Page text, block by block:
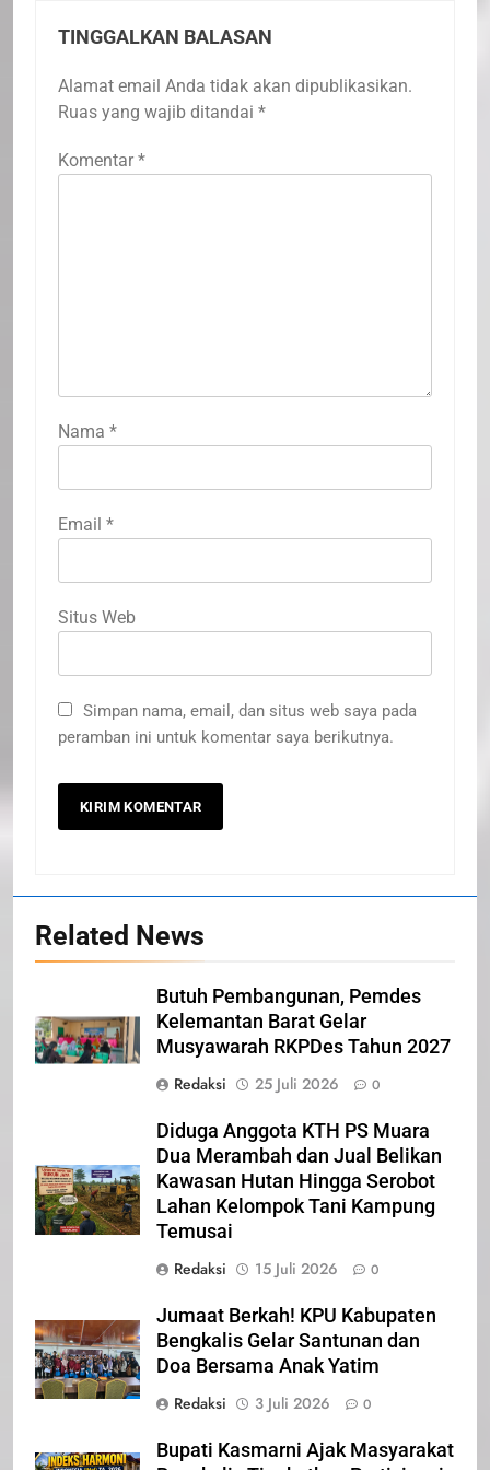
TINGGALKAN BALASAN
Alamat email Anda tidak akan dipublikasikan.
Ruas yang wajib ditandai *
Komentar *
Nama *
Email *
Situs Web
Simpan nama, email, dan situs web saya pada
peramban ini untuk komentar saya berikutnya.
Related News
Butuh Pembangunan, Pemdes
Kelemantan Barat Gelar
Musyawarah RKPDes Tahun 2027
Redaksi
25 Juli 2026 0
Diduga Anggota KTH PS Muara
Dua Merambah dan Jual Belikan
Kawasan Hutan Hingga Serobot
Lahan Kelompok Tani Kampung
Temusai
Redaksi
15 Juli 2026 0
Jumaat Berkah! KPU Kabupaten
Bengkalis Gelar Santunan dan
Doa Bersama Anak Yatim
Redaksi
3 Juli 2026 0
Bupati Kasmarni Ajak Masyarakat
Selamat Hari Kebangkitan
21
Iklan Pemerintah Kabupaten Siak
IKLAN
NORMAN SILITONGA CALEG
DPRD PROVINSI DKI JAKARTA
IKLAN
NURGARAHA HARPAL NOVTEN,
SH CALON ANGGOTA DPRD